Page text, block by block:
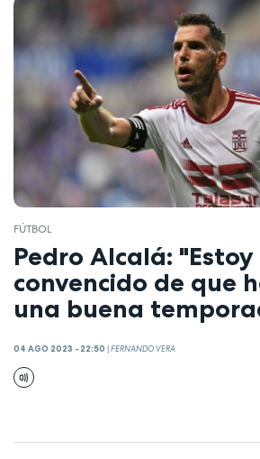
FÚTBOL
Pedro Alcalá: "Estoy
convencido de que
una buena
04 AGO 2023 - 22:50 |FERNANDO VERA